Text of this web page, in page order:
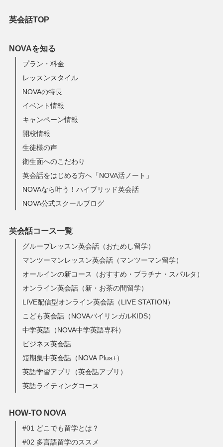
英会話TOP
NOVAを知る
プラン・料金
レッスンスタイル
NOVAの特長
イベント情報
キャンペーン情報
開校情報
生徒様の声
衛生面へのこだわり
英会話をはじめる方へ「NOVA活ノート」
NOVAなら叶う！ハイブリッド英会話
NOVA公式スクールブログ
英会話コース一覧
グループレッスン英会話（おためし留学）
マンツーマンレッスン英会話（マンツーマン留学）
オールインの新コース（おすすめ・プラチナ・スパルタ）
オンライン英会話（新・お茶の間留学）
LIVE配信型オンライン英会話（LIVE STATION）
こども英会話（NOVAバイリンガルKIDS）
中学英語（NOVA中学英語専科）
ビジネス英会話
短期集中英会話（NOVA Plus+）
英語学習アプリ（英会話アプリ）
英語ライティングコース
HOW-TO NOVA
#01 どこでも留学とは？
#02 多言語留学のススメ